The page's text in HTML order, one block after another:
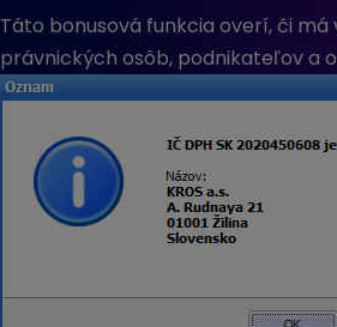
Táto bonusová funkcia overí, či
právnických osôb, podnikateľov a